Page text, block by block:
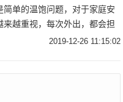
简单的温饱问题，对于家庭安
来越重视，每次外出，都会担
问题，担心家里的水电燃气没
2019-12-26 11:15:02